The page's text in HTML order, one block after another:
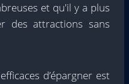
et qu'il y a plus
des attractions sans
d’épargner est